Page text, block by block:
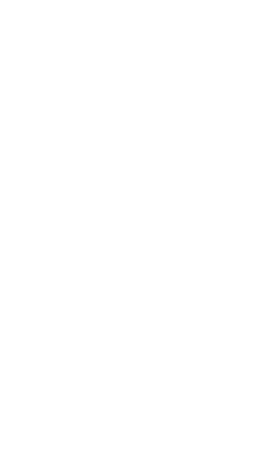
FUTURO BAMBINO? IL METODO SHETTLES